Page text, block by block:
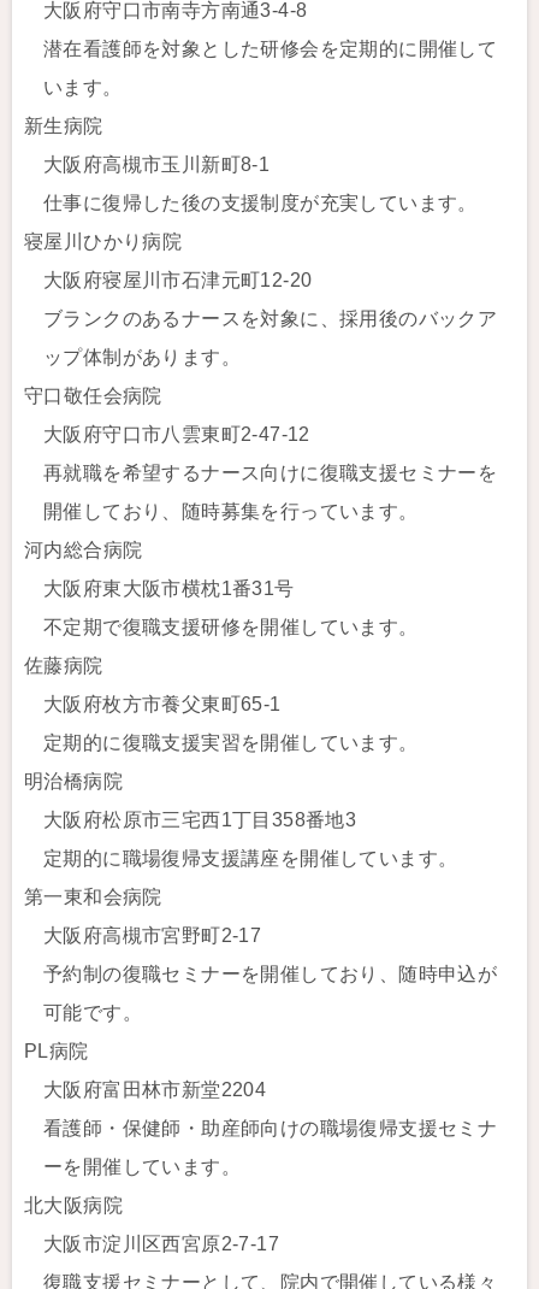
大阪府守口市南寺方南通3-4-8
潜在看護師を対象とした研修会を定期的に開催して
います。
新生病院
大阪府高槻市玉川新町8-1
仕事に復帰した後の支援制度が充実しています。
寝屋川ひかり病院
大阪府寝屋川市石津元町12-20
ブランクのあるナースを対象に、採用後のバックア
ップ体制があります。
守口敬任会病院
大阪府守口市八雲東町2-47-12
再就職を希望するナース向けに復職支援セミナーを
開催しており、随時募集を行っています。
河内総合病院
大阪府東大阪市横枕1番31号
不定期で復職支援研修を開催しています。
佐藤病院
大阪府枚方市養父東町65-1
定期的に復職支援実習を開催しています。
明治橋病院
大阪府松原市三宅西1丁目358番地3
定期的に職場復帰支援講座を開催しています。
第一東和会病院
大阪府高槻市宮野町2-17
予約制の復職セミナーを開催しており、随時申込が
可能です。
PL病院
大阪府富田林市新堂2204
看護師・保健師・助産師向けの職場復帰支援セミナ
ーを開催しています。
北大阪病院
大阪市淀川区西宮原2-7-17
復職支援セミナーとして、院内で開催している様々